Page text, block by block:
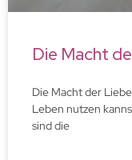
Die Macht
Die Macht der
Leben nutzen
sind die